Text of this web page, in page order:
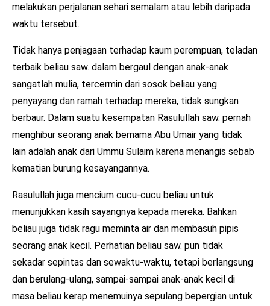
melakukan perjalanan sehari semalam atau lebih daripada
waktu tersebut.
Tidak hanya penjagaan terhadap kaum perempuan, teladan
terbaik beliau saw. dalam bergaul dengan anak-anak
sangatlah mulia, tercermin dari sosok beliau yang
penyayang dan ramah terhadap mereka, tidak sungkan
berbaur. Dalam suatu kesempatan Rasulullah saw. pernah
menghibur seorang anak bernama Abu Umair yang tidak
lain adalah anak dari Ummu Sulaim karena menangis sebab
kematian burung kesayangannya.
Rasulullah juga mencium cucu-cucu beliau untuk
menunjukkan kasih sayangnya kepada mereka. Bahkan
beliau juga tidak ragu meminta air dan membasuh pipis
seorang anak kecil. Perhatian beliau saw. pun tidak
sekadar sepintas dan sewaktu-waktu, tetapi berlangsung
dan berulang-ulang, sampai-sampai anak-anak kecil di
masa beliau kerap menemuinya sepulang bepergian untuk